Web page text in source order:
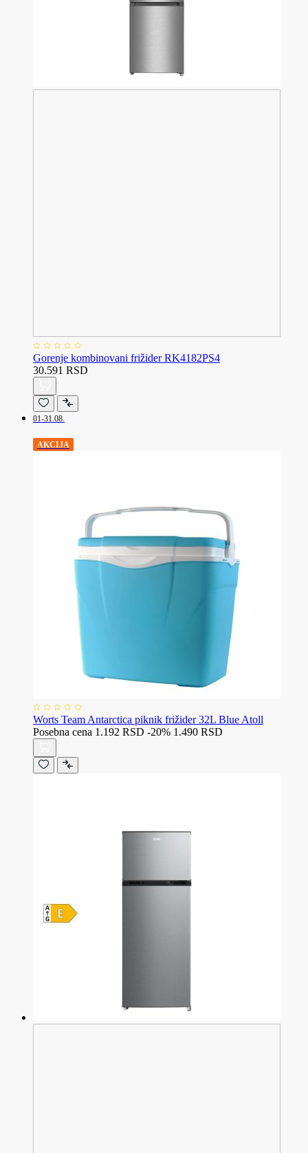
Gorenje kombinovani frižider RK4182PS4
30.591 RSD
01-31.08.
AKCIJA
Worts Team Antarctica piknik frižider 32L Blue Atoll
Posebna cena 1.192 RSD -20% 1.490 RSD